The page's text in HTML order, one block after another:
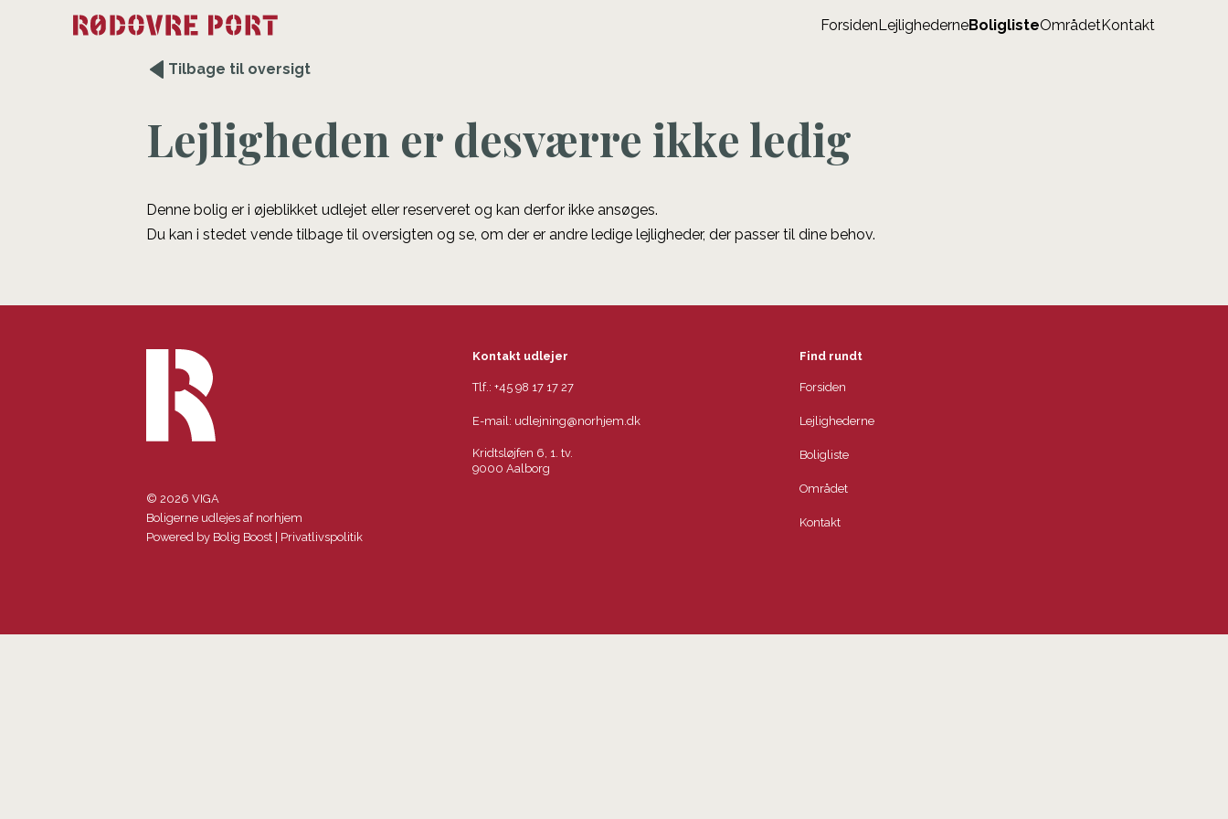
ForsidenLejlighederneBoliglisteOmrådetKontakt
Tilbage til oversigt
Lejligheden er desværre ikke ledig
Denne bolig er i øjeblikket udlejet eller reserveret og kan derfor ikke ansøges.
Du kan i stedet vende tilbage til oversigten og se, om der er andre ledige lejligheder, der passer til dine behov.
© 2026 VIGA
Boligerne udlejes af norhjem
Powered by Bolig Boost Privatlivspolitik
Kontakt udlejer
Tlf.:+45 98 17 17 27
E-mail: udlejning@norhjem.dk
Kridtsløjfen 6, 1. tv.
9000 Aalborg
Find rundt
Forsiden
Lejlighederne
Boligliste
Området
Kontakt